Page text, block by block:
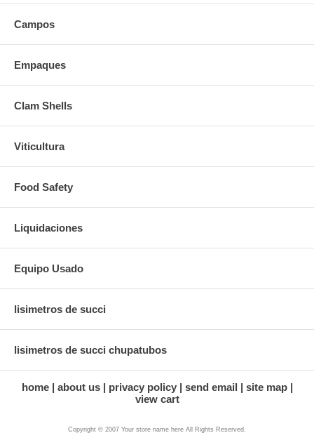
Campos
Empaques
Clam Shells
Viticultura
Food Safety
Liquidaciones
Equipo Usado
lisimetros de succi
lisimetros de succi chupatubos
home about us privacy policy send email
site map
view cart
Copyright © 2007 Your store name here All Rights Reserved.